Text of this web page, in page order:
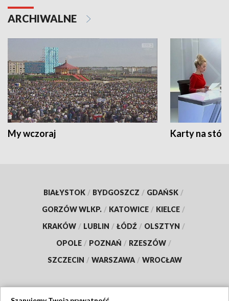
ARCHIWALNE
My wczoraj Karty na
BIAŁYSTOK / BYDGOSZCZ / GDAŃSK /
GORZÓW WLKP. / KATOWICE / KIELCE /
KRAKÓW / LUBLIN / ŁÓDŹ / OLSZTYN /
OPOLE / POZNAŃ / RZESZÓW /
SZCZECIN / WARSZAWA / WROCŁAW